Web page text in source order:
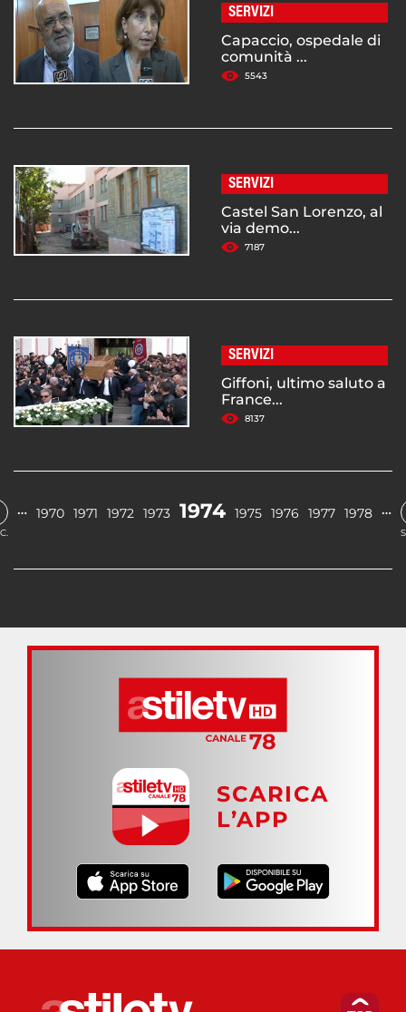
SERVIZI
Capaccio, ospedale di
comunità ...
5543
SERVIZI
Castel San Lorenzo, al
via demo...
7187
SERVIZI
Giffoni, ultimo saluto a
France...
8137
… 1970 1971 1972 1973 1974 1975 1976 1977 1978 …
SCARICA
L’APP